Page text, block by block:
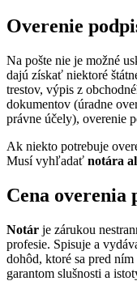
Overenie
Na pošte nie je možné
dajú získať niektoré
trestov, výpis z
dokumentov (úradne
právne účely), overenie
Ak niekto potrebuje
Musí vyhľadať notára
Cena overenia
Notár je zárukou
profesie. Spisuje a
dohôd, ktoré sa pred
garantom slušnosti a